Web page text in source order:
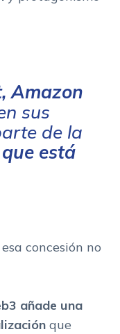
Amazon
sus
de la
está
concesión no
añade una
que